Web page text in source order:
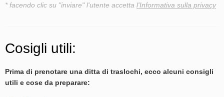
* facendo clic su "inviare" l'utente accetta l'Informativa sulla privacy
Cosigli utili:
Prima di prenotare una ditta di traslochi, ecco alcuni consigli
utili e cose da preparare: